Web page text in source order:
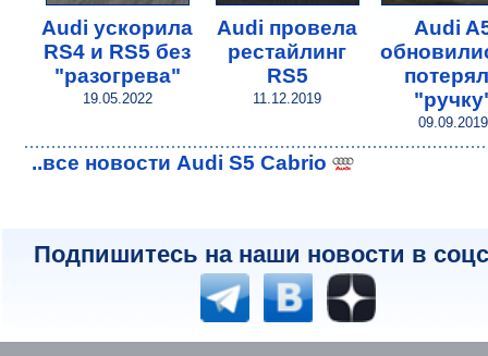
Audi ускорила
RS4 и RS5 без
"разогрева"
19.05.2022
Audi провела
рестайлинг
RS5
11.12.2019
Audi
09.09.2019
..все новости Audi S5 Cabrio
Подпишитесь на наши новости в